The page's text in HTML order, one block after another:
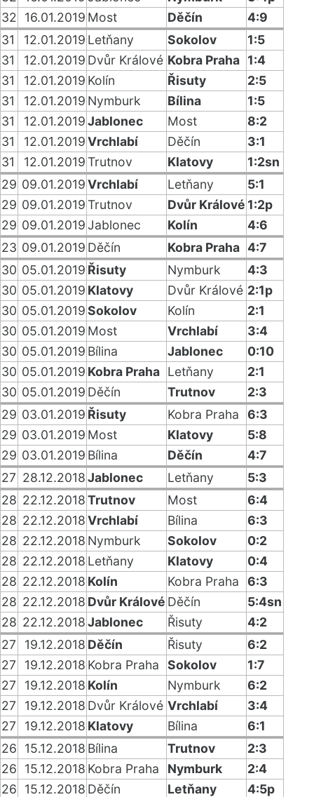
32
16.01.2019 Most Děčín
4:9
31
12.01.2019 Letňany Sokolov
1:5
31
12.01.2019 Dvůr Králové Kobra Praha 1:4
31
12.01.2019 Kolín Řisuty
2:5
31
12.01.2019 Nymburk Bílina
1:5
31
12.01.2019Jablonec Most
8:2
31
12.01.2019Vrchlabí Děčín
3:1
31
12.01.2019Trutnov Klatovy
1:2sn
29 09.01.2019Vrchlabí Letňany
5:1
29 09.01.2019Trutnov Dvůr Králové 1:2p
29 09.01.2019Jablonec Kolín
4:6
23 09.01.2019 Děčín Kobra Praha 4:7
30 05.01.2019 Řisuty Nymburk
4:3
30 05.01.2019 Klatovy Dvůr Králové 2:1p
30 05.01.2019Sokolov Kolín
2:1
30 05.01.2019 Most Vrchlabí
3:4
30 05.01.2019 Bílina Jablonec
0:10
30 05.01.2019 Kobra Praha Letňany
2:1
30 05.01.2019 Děčín Trutnov
2:3
29 03.01.2019 Řisuty Kobra Praha
6:3
29 03.01.2019 Most Klatovy
5:8
29 03.01.2019 Bílina Děčín
4:7
27 28.12.2018Jablonec Letňany
5:3
28 22.12.2018Trutnov Most
6:4
28 22.12.2018Vrchlabí Bílina
6:3
28 22.12.2018 Nymburk Sokolov
0:2
28 22.12.2018 Letňany Klatovy
0:4
28 22.12.2018 Kolín Kobra Praha
6:3
28 22.12.2018 Dvůr Králové Děčín
5:4sn
28 22.12.2018Jablonec Řisuty
4:2
27
19.12.2018 Děčín Řisuty
6:2
27
19.12.2018 Kobra Praha Sokolov
1:7
27
19.12.2018 Kolín Nymburk
6:2
27
19.12.2018 Dvůr Králové Vrchlabí
3:4
27
19.12.2018 Klatovy Bílina
6:1
26
15.12.2018 Bílina Trutnov
2:3
26
15.12.2018 Kobra Praha Nymburk
2:4
26
15.12.2018 Děčín Letňany
4:5p